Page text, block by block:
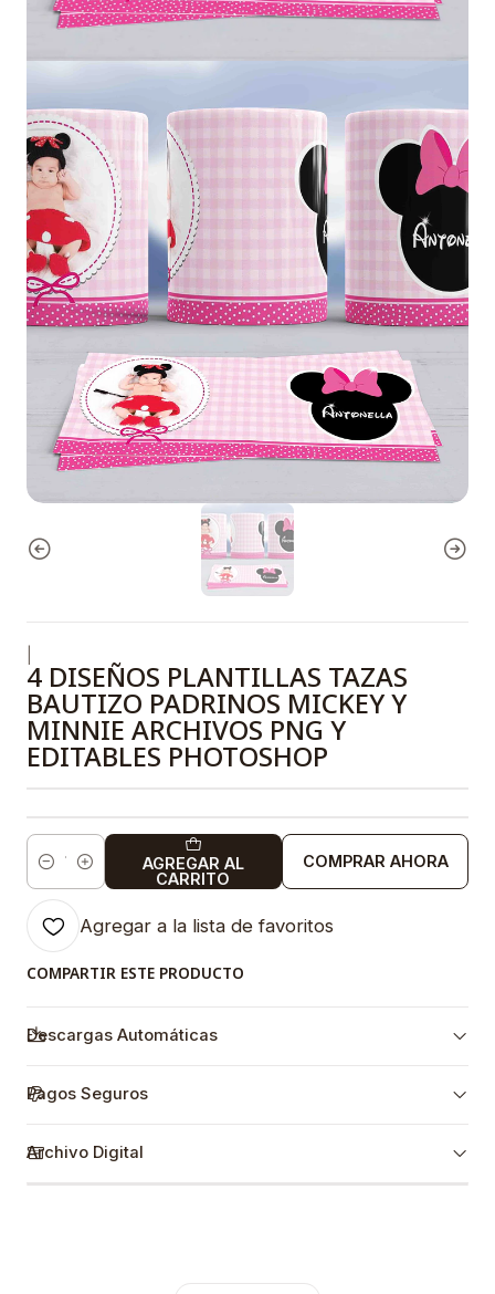
4 DISEÑOS PLANTILLAS TAZAS
BAUTIZO PADRINOS MICKEY Y
MINNIE ARCHIVOS PNG Y
EDITABLES PHOTOSHOP
Cantidad
AGREGAR AL
CARRITO
COMPRAR AHORA
Agregar a la lista de favoritos
COMPARTIR ESTE PRODUCTO
Descargas Automáticas
Pagos Seguros
Archivo Digital